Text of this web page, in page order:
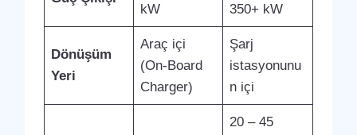
kW 350+ kW
Dönüşüm
Yeri
Araç içi
(On-Board
Charger)
Şarj
istasyonunu
n içi
20 – 45